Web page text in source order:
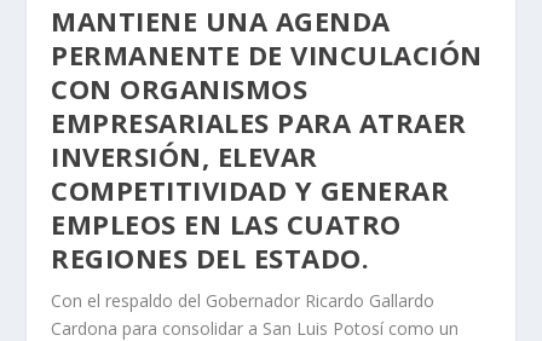
MANTIENE UNA AGENDA
PERMANENTE DE VINCULACIÓN
CON ORGANISMOS
EMPRESARIALES PARA ATRAER
INVERSIÓN, ELEVAR
COMPETITIVIDAD Y GENERAR
EMPLEOS EN LAS CUATRO
REGIONES DEL ESTADO.
Con el respaldo del Gobernador Ricardo Gallardo
Cardona para consolidar a San Luis Potosí como un